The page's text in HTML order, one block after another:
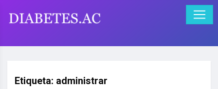
Etiqueta: administrar